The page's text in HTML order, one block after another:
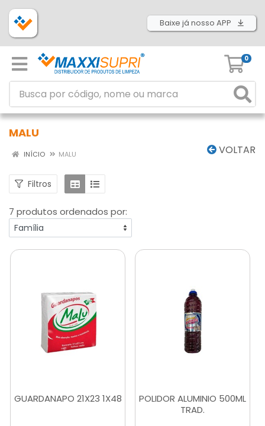
Baixe já nosso APP
0
MALU
VOLTAR
INÍCIO MALU
Filtros
7 produtos ordenados por:
GUARDANAPO 21X23 1X48
POLIDOR ALUMINIO 500ML
TRAD.